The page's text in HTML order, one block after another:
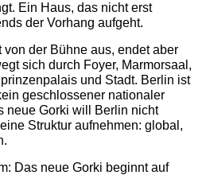
Ein Haus, das nicht erst
der Vorhang aufgeht.
von der Bühne aus, endet aber
sich durch Foyer, Marmorsaal,
und Stadt. Berlin ist
geschlossener nationaler
neue Gorki will Berlin nicht
Struktur aufnehmen: global,
Das neue Gorki beginnt auf